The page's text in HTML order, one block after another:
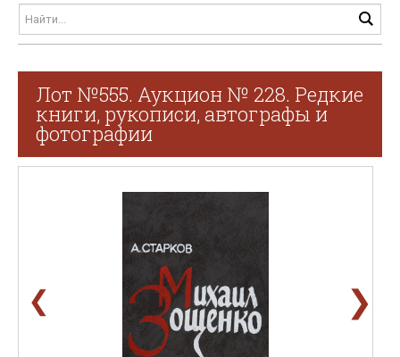
Лот №555. Аукцион № 228. Редкие
книги, рукописи, автографы и
фотографии
❮ ❯